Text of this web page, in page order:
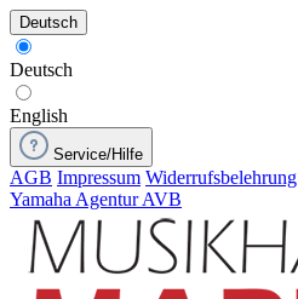
Deutsch
Deutsch
English
Service/Hilfe
AGB Impressum Widerrufsbelehrung
Yamaha Agentur AVB